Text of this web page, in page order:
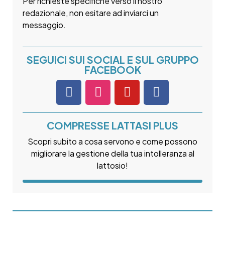
redazionale, non esitare ad inviarci un
messaggio.
SEGUICI SUI SOCIAL E SUL GRUPPO
FACEBOOK
COMPRESSE LATTASI PLUS
Scopri subito a cosa servono e come possono
migliorare la gestione della tua intolleranza al
lattosio!